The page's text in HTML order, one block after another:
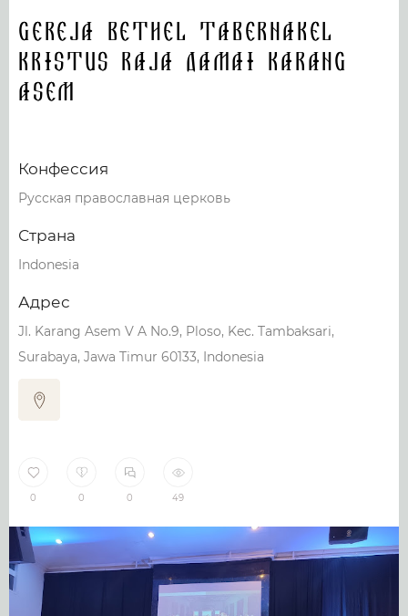
Gereja Bethel Tabernakel
Kristus Raja Damai Karang
Asem
Конфессия
Русская православная церковь
Страна
Indonesia
Адрес
Jl. Karang Asem V A No.9, Ploso, Kec. Tambaksari,
Surabaya, Jawa Timur 60133, Indonesia
0 0 0 49